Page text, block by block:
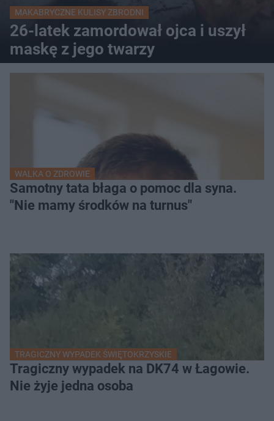
MAKABRYCZNE KULISY ZBRODNI
26-latek zamordował ojca i uszył
maskę z jego twarzy
WALKA O ZDROWIE
Samotny tata błaga o pomoc dla syna.
"Nie mamy środków na turnus"
TRAGICZNY WYPADEK ŚWIĘTOKRZYSKIE
Tragiczny wypadek na DK74 w Łagowie.
Nie żyje jedna osoba